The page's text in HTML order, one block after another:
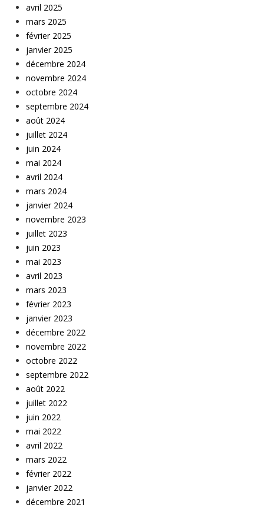
avril 2025
mars 2025
février 2025
janvier 2025
décembre 2024
novembre 2024
octobre 2024
septembre 2024
août 2024
juillet 2024
juin 2024
mai 2024
avril 2024
mars 2024
janvier 2024
novembre 2023
juillet 2023
juin 2023
mai 2023
avril 2023
mars 2023
février 2023
janvier 2023
décembre 2022
novembre 2022
octobre 2022
septembre 2022
août 2022
juillet 2022
juin 2022
mai 2022
avril 2022
mars 2022
février 2022
janvier 2022
décembre 2021